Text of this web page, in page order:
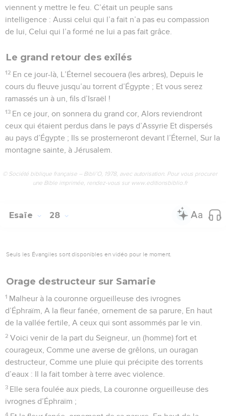
viennent y mettre le feu. C’était un peuple sans
intelligence : Aussi celui qui l’a fait n’a pas eu compassion
de lui, Celui qui l’a formé ne lui a pas fait grâce.
Le grand retour des exilés
12 En ce jour-là, L’Éternel secouera (les arbres), Depuis le
cours du fleuve jusqu’au torrent d’Égypte ; Et vous serez
ramassés un à un, fils d’Israël !
13 En ce jour, on sonnera du grand cor, Alors reviendront
ceux qui étaient perdus dans le pays d’Assyrie Et dispersés
au pays d’Égypte ; Ils se prosterneront devant l’Éternel, Sur la
montagne sainte, à Jérusalem.
© Société biblique française – Bibli’O, 1978, avec autorisation. Pour vous procurer
une Bible imprimée, rendez-vous sur www.editionsbiblio.fr
Esaïe 28
Seuls les Évangiles sont disponibles en vidéo pour le moment.
Orage destructeur sur Samarie
1 Malheur à la couronne orgueilleuse des ivrognes
d’Éphraïm, A la fleur fanée, ornement de sa parure, En haut
de la vallée fertile, A ceux qui sont assommés par le vin.
2 Voici venir de la part du Seigneur, un (homme) fort et
courageux, Comme une averse de grêlons, un ouragan
destructeur, Comme une pluie qui précipite des torrents
d’eaux : Il la fait tomber à terre avec violence.
3 Elle sera foulée aux pieds, La couronne orgueilleuse des
ivrognes d’Éphraïm ;
4